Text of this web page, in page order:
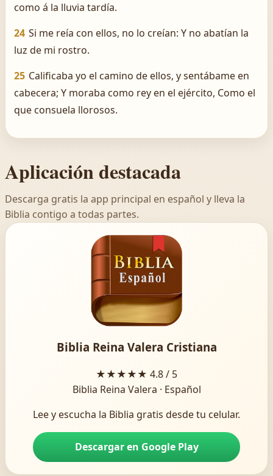
como á la lluvia tardía.
24 Si me reía con ellos, no lo creían: Y no abatían la
luz de mi rostro.
25 Calificaba yo el camino de ellos, y sentábame en
cabecera; Y moraba como rey en el ejército, Como el
que consuela llorosos.
Aplicación destacada
Descarga gratis la app principal en español y lleva la
Biblia contigo a todas partes.
Biblia Reina Valera Cristiana
★★★★★ 4.8 / 5
Biblia Reina Valera · Español
Lee y escucha la Biblia gratis desde tu celular.
Descargar en Google Play